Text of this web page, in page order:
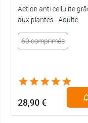
Action anti cellulite
aux plantes - Adulte
60 comprimés
28,90 €